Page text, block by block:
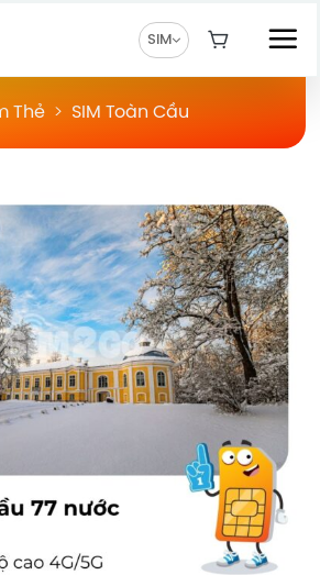
SIM
Thẻ > SIM Toàn Cầu